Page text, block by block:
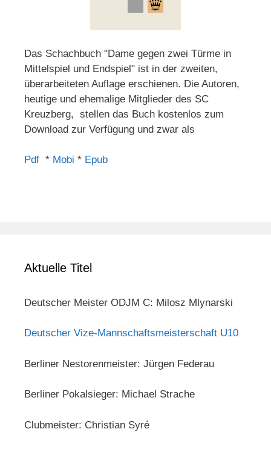
Das Schachbuch "Dame gegen zwei Türme in
Mittelspiel und Endspiel" ist in der zweiten,
überarbeiteten Auflage erschienen. Die Autoren,
heutige und ehemalige Mitglieder des SC
Kreuzberg, stellen das Buch kostenlos zum
Download zur Verfügung und zwar als
Pdf * Mobi * Epub
Aktuelle Titel
Deutscher Meister ODJM C: Milosz Mlynarski
Deutscher Vize-Mannschaftsmeisterschaft U10
Berliner Nestorenmeister: Jürgen Federau
Berliner Pokalsieger: Michael Strache
Clubmeister: Christian Syré